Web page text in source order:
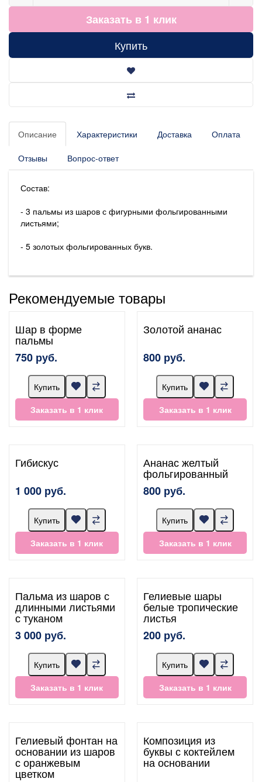
Заказать в 1 клик
Купить
Описание Характеристики Доставка Оплата
Отзывы Вопрос-ответ
Состав:
- 3 пальмы из шаров с фигурными фольгированными
листьями;
- 5 золотых фольгированных букв.
Рекомендуемые товары
Шар в форме
пальмы
750 руб.
Купить
Заказать в 1 клик
Золотой ананас
800 руб.
Купить
Заказать в 1 клик
Гибискус
1 000 руб.
Купить
Заказать в 1 клик
Ананас желтый
фольгированный
800 руб.
Купить
Заказать в 1 клик
Пальма из шаров с
длинными листьями
с туканом
3 000 руб.
Купить
Заказать в 1 клик
Гелиевые шары
белые тропические
листья
200 руб.
Купить
Заказать в 1 клик
Гелиевый фонтан на
основании из шаров
с оранжевым
цветком
Композиция из
буквы с коктейлем
на основании